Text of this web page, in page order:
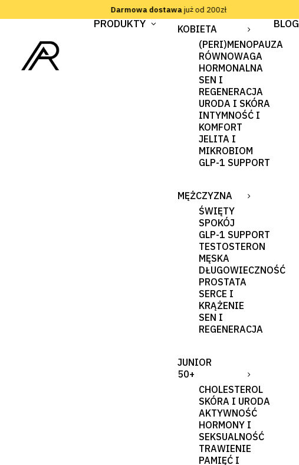
Darmowa dostawajuż od 200zł
PRODUKTY
KOBIETA
(PERI)MENOPAUZA
RÓWNOWAGA
HORMONALNA
SEN I
REGENERACJA
URODA I SKÓRA
INTYMNOŚĆ I
KOMFORT
JELITA I
MIKROBIOM
GLP-1 SUPPORT
MĘŻCZYZNA
ŚWIĘTY
SPOKÓJ
GLP-1 SUPPORT
TESTOSTERON
MĘSKA
DŁUGOWIECZNOŚĆ
PROSTATA
SERCE I
KRĄŻENIE
SEN I
REGENERACJA
JUNIOR
50+
CHOLESTEROL
SKÓRA I URODA
AKTYWNOŚĆ
HORMONY I
SEKSUALNOŚĆ
TRAWIENIE
PAMIĘĆ I
BLOG